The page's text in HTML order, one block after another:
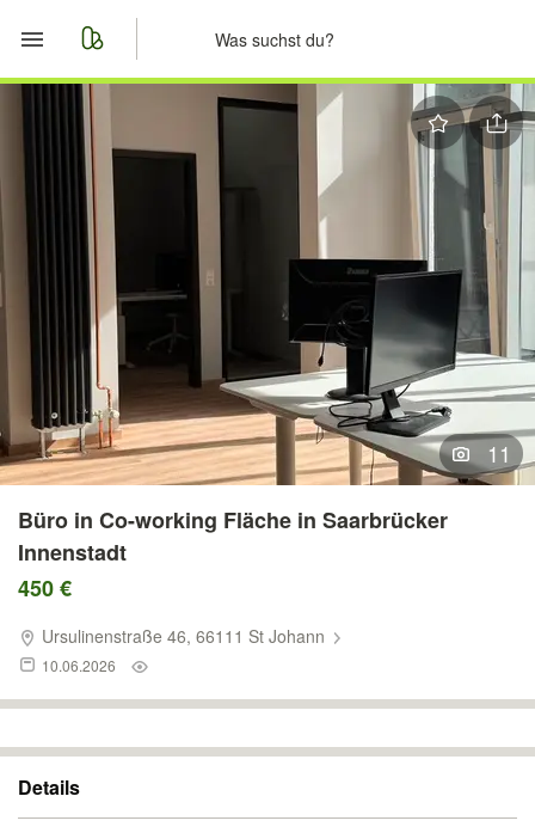
Start
Merkliste
Nachrichten
Anzeige aufgeben
11
Büro in Co-working Fläche in Saarbrücker
Innenstadt
450 €
Ursulinenstraße 46, 66111 St Johann
10.06.2026
Details